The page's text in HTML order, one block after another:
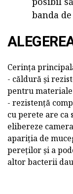
banda
Cerința
- căldură și
pentru
- rezistență
cu perete are ca
elibereze
apariția de
pereților și a
altor bacterii